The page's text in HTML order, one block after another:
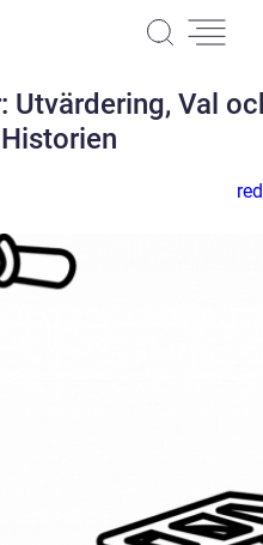
Utvärdering, Val